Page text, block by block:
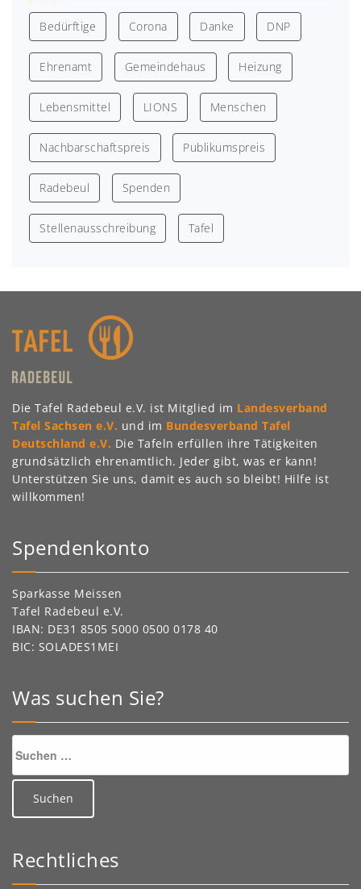
Bedürftige Corona Danke DNP
Ehrenamt Gemeindehaus Heizung
Lebensmittel LIONS Menschen
Nachbarschaftspreis Publikumspreis
Radebeul Spenden
Stellenausschreibung Tafel
Die Tafel Radebeul e.V. ist Mitglied im Landesverband
Tafel Sachsen e.V. und im Bundesverband Tafel
Deutschland e.V. Die Tafeln erfüllen ihre Tätigkeiten
grundsätzlich ehrenamtlich. Jeder gibt, was er kann!
Unterstützen Sie uns, damit es auch so bleibt! Hilfe ist
willkommen!
Spendenkonto
Sparkasse Meissen
Tafel Radebeul e.V.
IBAN: DE31 8505 5000 0500 0178 40
BIC: SOLADES1MEI
Was suchen Sie?
nach:
Rechtliches